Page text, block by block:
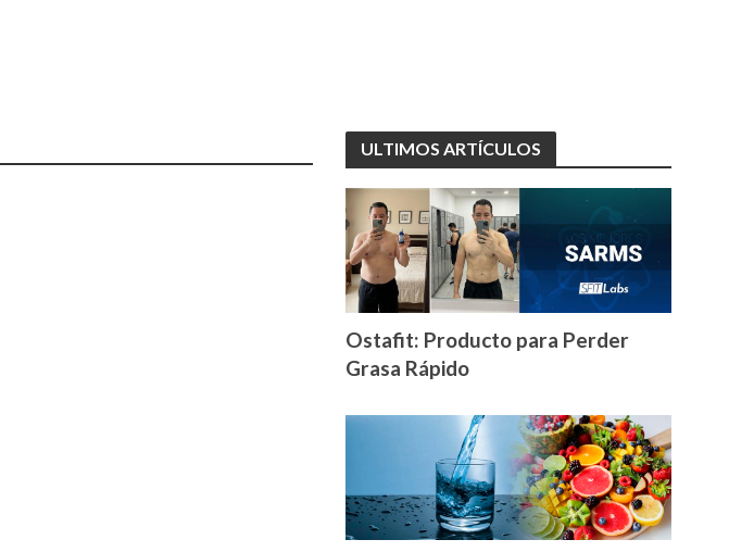
ULTIMOS ARTÍCULOS
Ostafit: Producto para Perder
Grasa Rápido